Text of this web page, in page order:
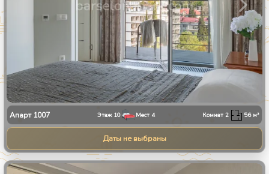
Апарт 1007 Этаж 10 Мест 4 Комнат2 56м²
Даты не выбраны